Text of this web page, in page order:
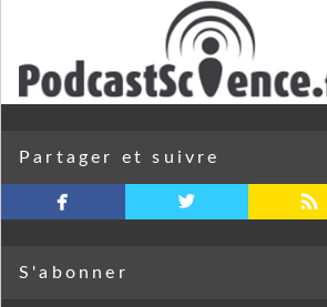
Partager et suivre
facebook twitterbird rss
S'abonner